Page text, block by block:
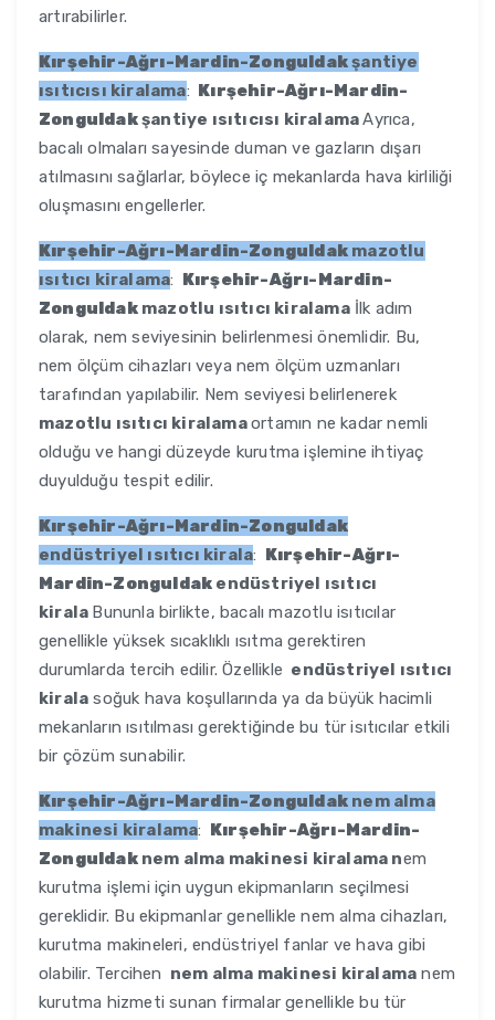
artırabilirler.
Kırşehir-Ağrı-Mardin-Zonguldakşantiye
ısıtıcısı kiralama: Kırşehir-Ağrı-Mardin-
Zonguldakşantiye ısıtıcısı kiralamaAyrıca,
bacalı olmaları sayesinde duman ve gazların dışarı
atılmasını sağlarlar, böylece iç mekanlarda hava kirliliği
oluşmasını engellerler.
Kırşehir-Ağrı-Mardin-Zonguldak mazotlu
ısıtıcı kiralama: Kırşehir-Ağrı-Mardin-
Zonguldakmazotlu ısıtıcı kiralamaİlk adım
olarak, nem seviyesinin belirlenmesi önemlidir. Bu,
nem ölçüm cihazları veya nem ölçüm uzmanları
tarafından yapılabilir. Nem seviyesi belirlenerek
mazotlu ısıtıcı kiralamaortamın ne kadar nemli
olduğu ve hangi düzeyde kurutma işlemine ihtiyaç
duyulduğu tespit edilir.
Kırşehir-Ağrı-Mardin-Zonguldak
endüstriyel ısıtıcı kirala: Kırşehir-Ağrı-
Mardin-Zonguldak endüstriyel ısıtıcı
kirala Bununla birlikte, bacalı mazotlu isıtıcılar
genellikle yüksek sıcaklıklı ısıtma gerektiren
durumlarda tercih edilir. Özellikle endüstriyel ısıtıcı
kirala soğuk hava koşullarında ya da büyük hacimli
mekanların ısıtılması gerektiğinde bu tür isıtıcılar etkili
bir çözüm sunabilir.
Kırşehir-Ağrı-Mardin-Zonguldak nem alma
makinesi kiralama: Kırşehir-Ağrı-Mardin-
Zonguldaknem alma makinesi kiralama nem
kurutma işlemi için uygun ekipmanların seçilmesi
gereklidir. Bu ekipmanlar genellikle nem alma cihazları,
kurutma makineleri, endüstriyel fanlar ve hava gibi
olabilir. Tercihen nem alma makinesi kiralama nem
kurutma hizmeti sunan firmalar genellikle bu tür